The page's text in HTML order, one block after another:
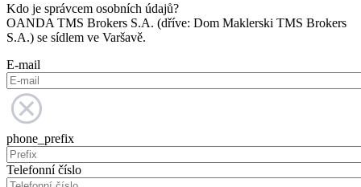
Kdo je správcem osobních údajů?
OANDA TMS Brokers S.A. (dříve: Dom Maklerski TMS Brokers
S.A.) se sídlem ve Varšavě.
E-mail
phone_prefix
Telefonní číslo